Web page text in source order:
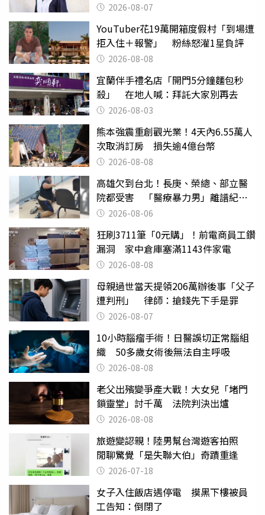
2026-08-07
YouTuber花19萬開箱度假村「到場遭
拒入住＋報警」 粉絲怒灌1星負評
2026-08-08
宜蘭伴手禮名店「開門5分鐘麵包秒
殺」 在地人喊：拜託大家別再去
2026-08-03
熊本強震重創觀光業！4天內6.55萬人
次取消訂房 損失逾4億台幣
2026-08-08
高雄欠到台北！長庚、榮總、部立醫
院都受害 「醫療暴力男」離譜紀錄
曝光2026-08-06
狂刷3711筆「0元購」！前電商員工鑽
漏洞 家中倉庫塞滿1143件家電
2026-08-08
母親過世當天提領206萬辦後事「父子
遭判刑」 律師：搶錢先下手是罪
2026-08-07
10小時腦瘤手術！日醫誤切正常腦組
織 50多歲女術後無法自主呼吸
2026-08-08
老父出殯變爭產大戰！大女兒「堵門
鎖靈堂」討千萬 法院判決出爐
2026-08-08
旅遊變認親！陸男幫台灣遊客拍照
閒聊驚覺「是失聯大伯」奇蹟重逢
2026-07-18
女子入住飯店遇停電 摸黑下樓被員
工告知：倒閉了